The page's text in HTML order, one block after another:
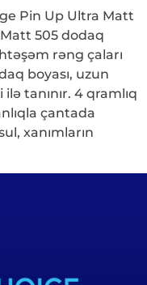
Pin Up Ultra Matt
505 dodaq
rəng çaları
boyası, uzun
tanınır. 4 qramlıq
çantada
xanımların